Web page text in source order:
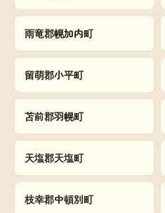
雨竜郡幌加内町
留萌郡小平町
苫前郡羽幌町
天塩郡天塩町
枝幸郡中頓別町